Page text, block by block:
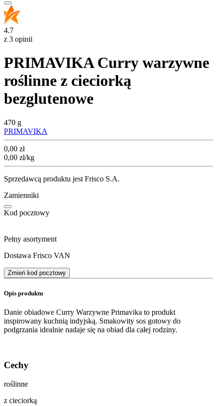
4.7
z 3 opinii
PRIMAVIKA Curry warzywne
roślinne z cieciorką
bezglutenowe
470 g
PRIMAVIKA
Cena
0,00 zł
0,00 zł/kg
Sprzedawcą produktu jest Frisco S.A.
Zamienniki
Kod pocztowy
Pełny asortyment
Dostawa Frisco VAN
Zmień kod pocztowy
Opis produktu
Danie obiadowe Curry Warzywne Primavika to produkt
inspirowany kuchnią indyjską. Smakowity sos gotowy do
podgrzania idealnie nadaje się na obiad dla całej rodziny.
Cechy
roślinne
z cieciorką